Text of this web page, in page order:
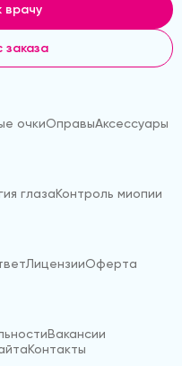
врачу
заказа
очкиОправыАксессуары
глазаКонтроль миопии
ЛицензииОферта
Вакансии
Контакты